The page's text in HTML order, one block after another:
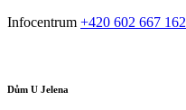
Infocentrum +420 602 667 162
Dům U Jelena